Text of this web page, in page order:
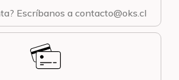
Escríbanos a contacto@oks.cl